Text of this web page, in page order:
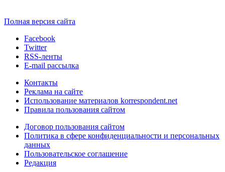
Полная версия сайта
Facebook
Twitter
RSS-ленты
E-mail рассылка
Контакты
Реклама на сайте
Использование материалов korrespondent.net
Правила пользования сайтом
Договор пользования сайтом
Политика в сфере конфиденциальности и персональных
данных
Пользовательское соглашение
Редакция